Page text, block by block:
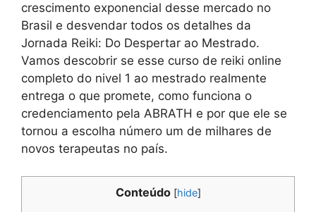
crescimento exponencial desse mercado no
Brasil e desvendar todos os detalhes da
Jornada Reiki: Do Despertar ao Mestrado.
Vamos descobrir se esse curso de reiki online
completo do nivel 1 ao mestrado realmente
entrega o que promete, como funciona o
credenciamento pela ABRATH e por que ele se
tornou a escolha número um de milhares de
novos terapeutas no país.
Conteúdo [hide]